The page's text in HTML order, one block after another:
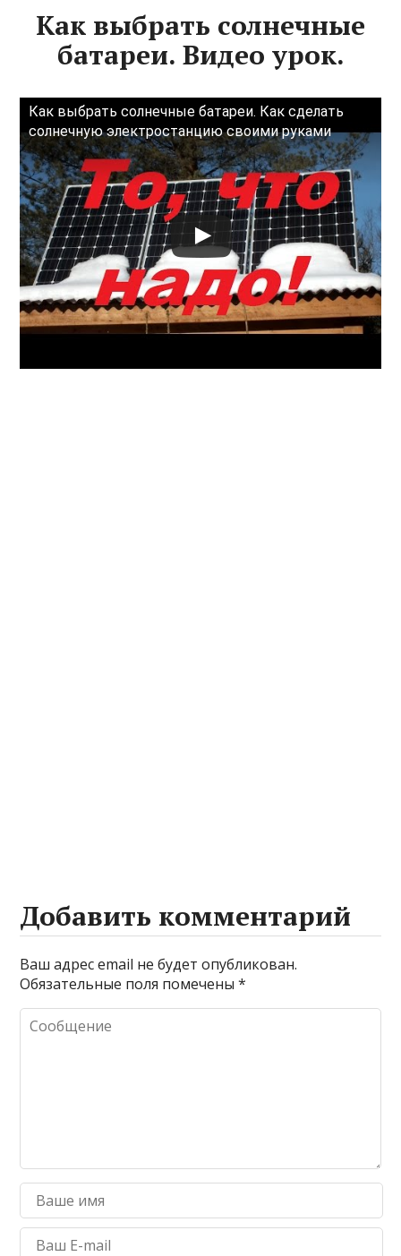
Как выбрать солнечные
батареи. Видео урок.
Как выбрать солнечные батареи. Как сделать
солнечную электростанцию своими руками
Добавить комментарий
Ваш адрес email не будет опубликован.
Обязательные поля помечены*